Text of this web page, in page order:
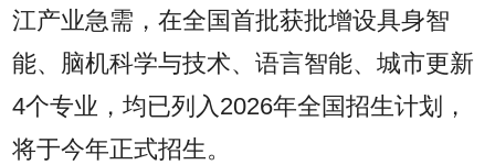
江产业急需，在全国首批获批增设具身智
能、脑机科学与技术、语言智能、城市更新
4个专业，均已列入2026年全国招生计划，
将于今年正式招生。